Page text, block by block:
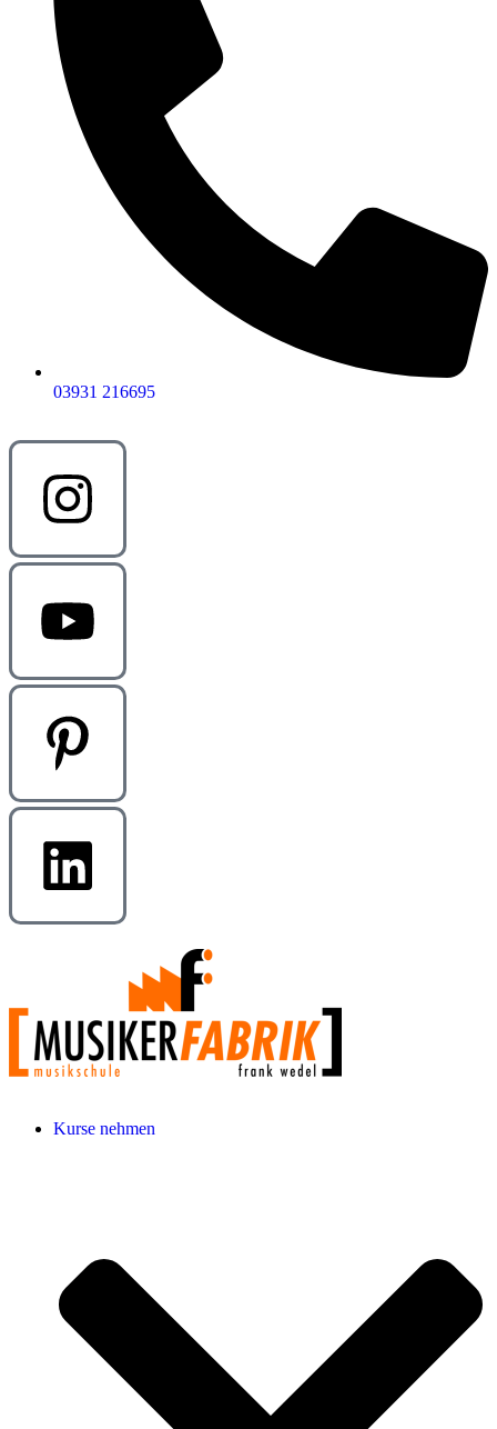
03931 216695
Kurse nehmen